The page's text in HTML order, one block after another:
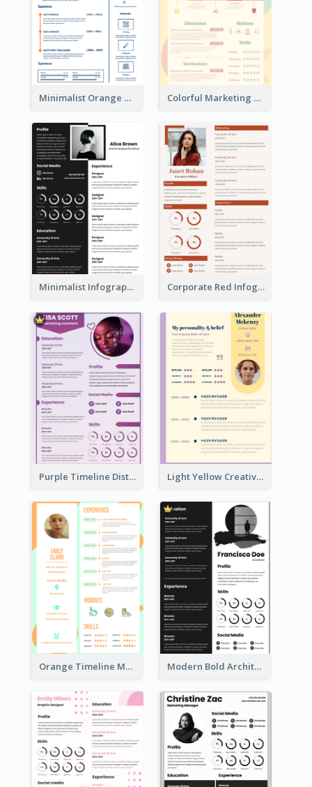
Minimalist Orange Timeline Modern Resume Colorful Marketing Resume
Minimalist Infographic Resume Corporate Red Infographic Resume
Purple Timeline Distinguished Resume Light Yellow Creative Resume
Orange Timeline Modern Resume Modern Bold Architect Resume